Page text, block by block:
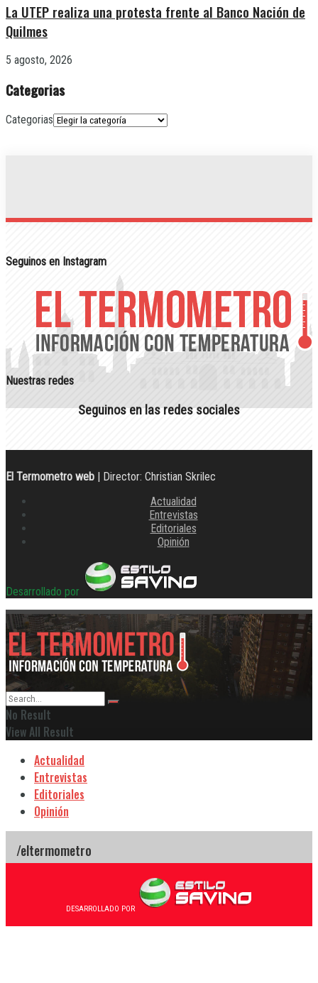
La UTEP realiza una protesta frente al Banco Nación de
Quilmes
5 agosto, 2026
Categorias
Categorias
Seguinos en Instagram
Nuestras redes
Seguinos en las redes sociales
El Termometro web | Director: Christian Skrilec
Actualidad
Entrevistas
Editoriales
Opinión
Desarrollado por
No Result
View All Result
Actualidad
Entrevistas
Editoriales
Opinión
DESARROLLADO POR